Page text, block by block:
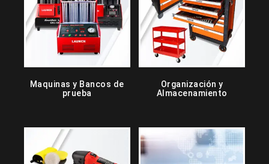
Maquinas y Bancos de
prueba
Organización y
Almacenamiento